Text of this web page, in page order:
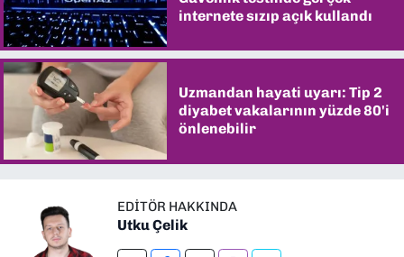
internete sızıp açık kullandı
Uzmandan hayati uyarı: Tip 2
diyabet vakalarının yüzde 80'i
önlenebilir
EDITÖR HAKKINDA
Utku Çelik